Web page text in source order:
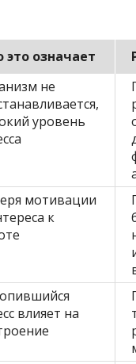
это означает
не
уровень
мотивации
к
влияет на